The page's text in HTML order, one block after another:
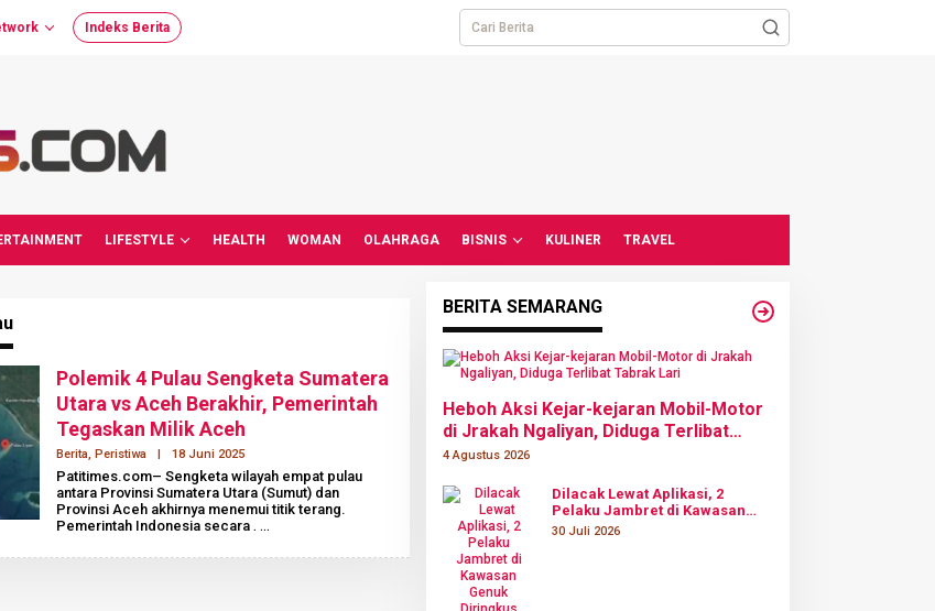
Indeks Berita
LIFESTYLE HEALTH WOMAN OLAHRAGA BISNIS KULINER TRAVEL
Polemik 4 Pulau Sengketa Sumatera
Utara vs Aceh Berakhir, Pemerintah
Tegaskan Milik Aceh
Berita, Peristiwa | 18 Juni 2025O
L
E
H
M
A
K
Patitimes.com– Sengketa wilayah empat pulau
antara Provinsi Sumatera Utara (Sumut) dan
Provinsi Aceh akhirnya menemui titik terang.
Pemerintah Indonesia secara .
BERITA SEMARANG
Heboh Aksi Kejar-kejaran Mobil-Motor
di Jrakah Ngaliyan, Diduga Terlibat
Tabrak Lari
4 Agustus 2026
Dilacak Lewat Aplikasi, 2
Pelaku Jambret di Kawasan
Genuk Diringkus Polisi
30 Juli 2026